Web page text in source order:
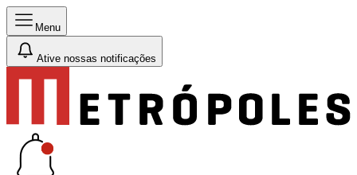
Menu
Ative nossas notificações